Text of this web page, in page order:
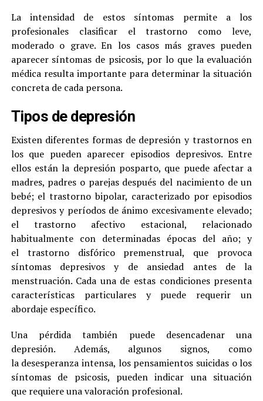
La intensidad de estos síntomas permite a los
profesionales clasificar el trastorno como leve,
moderado o grave. En los casos más graves pueden
aparecer síntomas de psicosis, por lo que la evaluación
médica resulta importante para determinar la situación
concreta de cada persona.
Tipos de depresión
Existen diferentes formas de depresión y trastornos en
los que pueden aparecer episodios depresivos. Entre
ellos están la depresión posparto, que puede afectar a
madres, padres o parejas después del nacimiento de un
bebé; el trastorno bipolar, caracterizado por episodios
depresivos y períodos de ánimo excesivamente elevado;
el trastorno afectivo estacional, relacionado
habitualmente con determinadas épocas del año; y
el trastorno disfórico premenstrual, que provoca
síntomas depresivos y de ansiedad antes de la
menstruación. Cada una de estas condiciones presenta
características particulares y puede requerir un
abordaje específico.
Una pérdida también puede desencadenar una
depresión. Además, algunos signos, como
la desesperanza intensa, los pensamientos suicidas o los
síntomas de psicosis, pueden indicar una situación
que requiere una valoración profesional.